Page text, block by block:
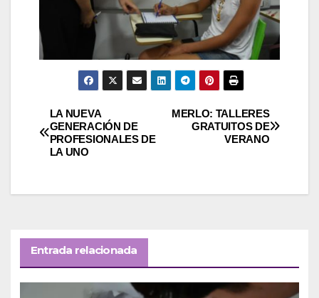
Navegación
de
MERLO: TALLERES
GRATUITOS DE
VERANO
LA NUEVA
GENERACIÓN DE
PROFESIONALES DE
LA UNO
Entrada relacionada